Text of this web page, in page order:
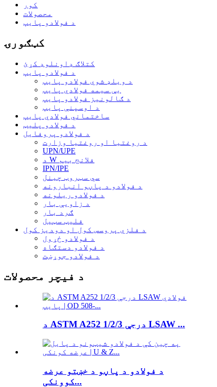
کور
محصولات
د فولادو پایپ
کټګورۍ
کتلاګ ډاونلوډ کړئ
د فولادو پایپ
د ویلډ شوي فولادو پایپ
بې سیمه فولادي پایپ
د ګالونیز فولادو پایپ
د اوسپنې پایپ
ساختماني فولادي پایپ
د فولادو پلیټ
د فولادو پروفایل
د روغتیا او روغتیا وزارت
UPN/UPE
د W فلانج بیم
IPN/IPE
سي سټروټ چینل
د فولادو د پاڼو انبارونه
د فولادو ریلونه
د زاویې بار
ګرد بار
فلیټ سټیل
د فلزي پروسس کول او دودیز کول
د فولادو ځړول
د فولادو دستګاه
د فولادو جوړښت
د فیچر محصولات
د ASTM A252 درجې 1/2/3 LSAW ...
د فولادو د پاڼو د خښتو عرضه
کوونکی...